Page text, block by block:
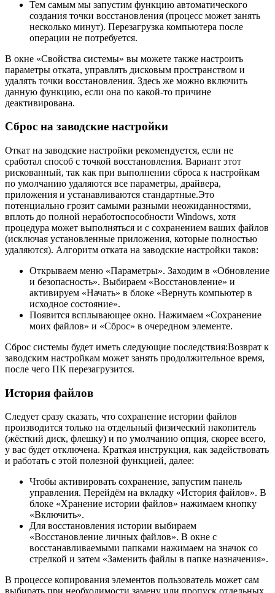
Тем самым мы запустим функцию автоматического
создания точки восстановления (процесс может занять
несколько минут). Перезагрузка компьютера после
операции не потребуется.
В окне «Свойства системы» вы можете также настроить
параметры отката, управлять дисковым пространством и
удалять точки восстановления. Здесь же можно включить
данную функцию, если она по какой-то причине
деактивирована.
Сброс на заводские настройки
Откат на заводские настройки рекомендуется, если не
сработал способ с точкой восстановления. Вариант этот
рискованный, так как при выполнении сброса к настройкам
по умолчанию удаляются все параметры, драйвера,
приложения и устанавливаются стандартные.Это
потенциально грозит самыми разными неожиданностями,
вплоть до полной неработоспособности Windows, хотя
процедура может выполняться и с сохранением ваших файлов
(исключая установленные приложения, которые полностью
удаляются). Алгоритм отката на заводские настройки таков:
Открываем меню «Параметры». Заходим в «Обновление
и безопасность». Выбираем «Восстановление» и
активируем «Начать» в блоке «Вернуть компьютер в
исходное состояние».
Появится всплывающее окно. Нажимаем «Сохранение
моих файлов» и «Сброс» в очередном элементе.
Сброс системы будет иметь следующие последствия:Возврат к
заводским настройкам может занять продолжительное время,
после чего ПК перезагрузится.
История файлов
Следует сразу сказать, что сохранение истории файлов
производится только на отдельный физический накопитель
(жёсткий диск, флешку) и по умолчанию опция, скорее всего,
у вас будет отключена. Краткая инструкция, как задействовать
и работать с этой полезной функцией, далее:
Чтобы активировать сохранение, запустим панель
управления. Перейдём на вкладку «История файлов». В
блоке «Хранение истории файлов» нажимаем кнопку
«Включить».
Для восстановления истории выбираем
«Восстановление личных файлов». В окне с
восстанавливаемыми папками нажимаем на значок со
стрелкой и затем «Заменить файлы в папке назначения».
В процессе копирования элементов пользователь может сам